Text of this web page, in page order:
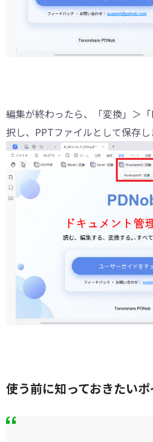
編集が終わったら、「変換」＞
択し、PPTファイルとして保存し
使う前に知っておきたいポ